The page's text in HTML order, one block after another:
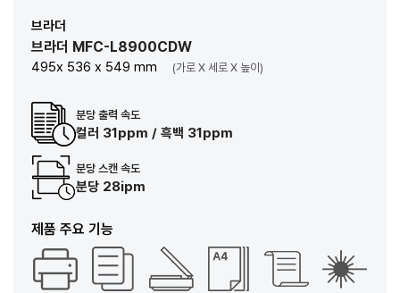
브라더
브라더 MFC-L8900CDW
495x 536 x 549 mm (가로 X 세로 X 높이)
분당 출력 속도
컬러 31ppm / 흑백 31ppm
분당 스캔 속도
분당 28ipm
제품 주요 기능